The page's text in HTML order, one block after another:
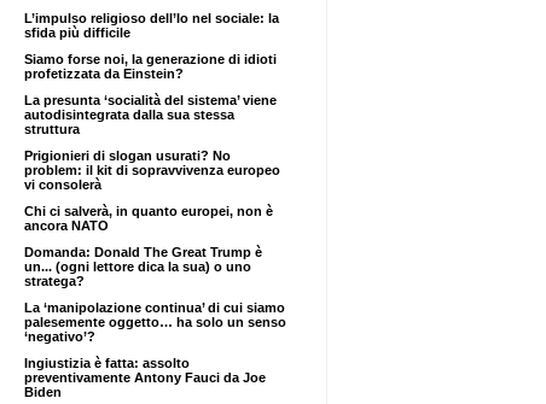
L’impulso religioso dell’Io nel sociale: la
sfida più difficile
Siamo forse noi, la generazione di idioti
profetizzata da Einstein?
La presunta ‘socialità del sistema’ viene
autodisintegrata dalla sua stessa
struttura
Prigionieri di slogan usurati? No
problem: il kit di sopravvivenza europeo
vi consolerà
Chi ci salverà, in quanto europei, non è
ancora NATO
Domanda: Donald The Great Trump è
un... (ogni lettore dica la sua) o uno
stratega?
La ‘manipolazione continua’ di cui siamo
palesemente oggetto… ha solo un senso
‘negativo’?
Ingiustizia è fatta: assolto
preventivamente Antony Fauci da Joe
Biden